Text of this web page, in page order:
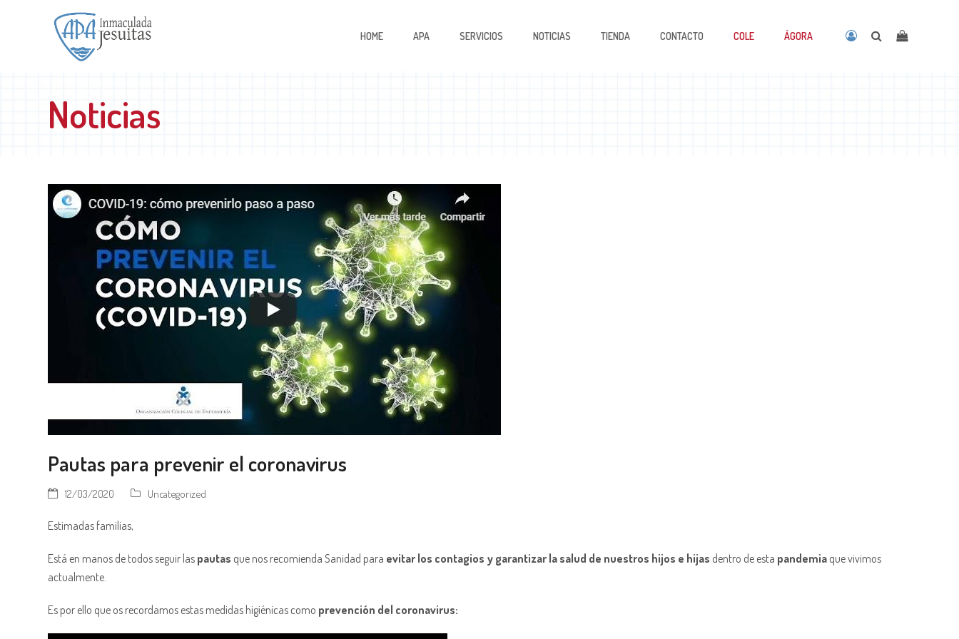
HOME APA SERVICIOS NOTICIAS TIENDA CONTACTO COLE ÁGORA
Noticias
Pautas para prevenir el coronavirus
12/03/2020 Uncategorized
Estimadas familias,
Está en manos de todos seguir las pautas que nos recomienda Sanidad para evitar los contagios y garantizar la salud de nuestros hijos e hijas dentro de esta pandemia que vivimos
actualmente.
Es por ello que os recordamos estas medidas higiénicas como prevención del coronavirus: